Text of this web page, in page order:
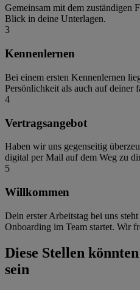
Gemeinsam mit dem zuständigen
Blick in deine Unterlagen.
3
Kennenlernen
Bei einem ersten Kennenlernen
Persönlichkeit als auch auf deiner
4
Vertragsangebot
Haben wir uns gegenseitig
digital per Mail auf dem Weg zu
5
Willkommen
Dein erster Arbeitstag bei uns
Onboarding im Team startet. Wir
Diese Stellen
sein